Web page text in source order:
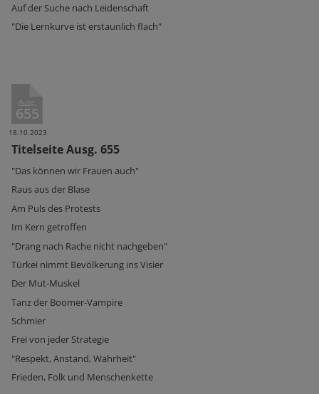
Auf der Suche nach Leidenschaft
"Die Lernkurve ist erstaunlich flach"
Ausg.
655
18.10.2023
Titelseite Ausg. 655
"Das können wir Frauen auch"
Raus aus der Blase
Am Puls des Protests
Im Kern getroffen
"Drang nach Rache nicht nachgeben"
Türkei nimmt Bevölkerung ins Visier
Der Mut-Muskel
Tanz der Boomer-Vampire
Schmier
Frei von jeder Strategie
"Respekt, Anstand, Wahrheit"
Frieden, Folk und Menschenkette